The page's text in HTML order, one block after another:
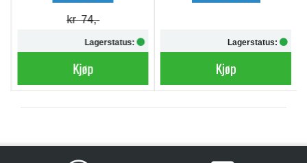
kr 74,-
Lagerstatus:
Kjøp
Lagerstatus:
Kjøp